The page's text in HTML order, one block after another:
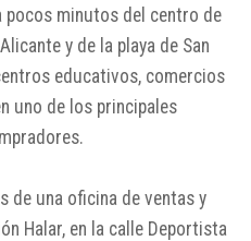
pocos minutos del centro de
y de la playa de San
educativos, comercios
uno de los principales
de una oficina de ventas y
Halar, en la calle Deportista